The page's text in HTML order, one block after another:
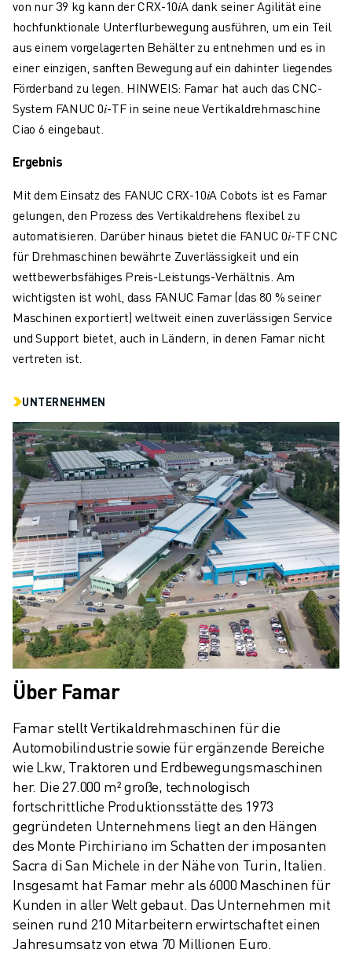
von nur 39 kg kann der CRX-10𝑖A dank seiner Agilität eine
hochfunktionale Unterflurbewegung ausführen, um ein Teil
aus einem vorgelagerten Behälter zu entnehmen und es in
einer einzigen, sanften Bewegung auf ein dahinter liegendes
Förderband zu legen. HINWEIS: Famar hat auch das CNC-
System FANUC 0𝑖-TF in seine neue Vertikaldrehmaschine
Ciao 6 eingebaut.
Ergebnis
Mit dem Einsatz des FANUC CRX-10𝑖A Cobots ist es Famar
gelungen, den Prozess des Vertikaldrehens flexibel zu
automatisieren. Darüber hinaus bietet die FANUC 0𝑖-TF CNC
für Drehmaschinen bewährte Zuverlässigkeit und ein
wettbewerbsfähiges Preis-Leistungs-Verhältnis. Am
wichtigsten ist wohl, dass FANUC Famar (das 80 % seiner
Maschinen exportiert) weltweit einen zuverlässigen Service
und Support bietet, auch in Ländern, in denen Famar nicht
vertreten ist.
UNTERNEHMEN
Über Famar
Famar stellt Vertikaldrehmaschinen für die
Automobilindustrie sowie für ergänzende Bereiche
wie Lkw, Traktoren und Erdbewegungsmaschinen
her. Die 27.000 m² große, technologisch
fortschrittliche Produktionsstätte des 1973
gegründeten Unternehmens liegt an den Hängen
des Monte Pirchiriano im Schatten der imposanten
Sacra di San Michele in der Nähe von Turin, Italien.
Insgesamt hat Famar mehr als 6000 Maschinen für
Kunden in aller Welt gebaut. Das Unternehmen mit
seinen rund 210 Mitarbeitern erwirtschaftet einen
Jahresumsatz von etwa 70 Millionen Euro.